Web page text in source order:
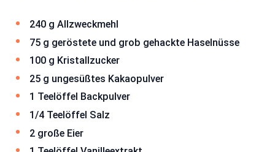
240 g Allzweckmehl
75 g geröstete und grob gehackte Haselnüsse
100 g Kristallzucker
25 g ungesüßtes Kakaopulver
1 Teelöffel Backpulver
1/4 Teelöffel Salz
2 große Eier